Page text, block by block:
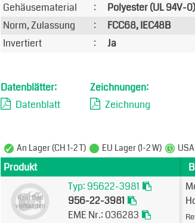
Gehäusematerial
:
Polyester (UL 94V-0)
Norm, Zulassung
:
FCC68, IEC48B
Invertiert
: Ja
Datenblätter:
Datenblatt
Zeichnungen:
Zeichnung
An Lager (CH 1-2 T) EU Lager (1-2 W)
Produkt
Typ: 95622-3981
956-22-3981
EME Nr.: 036283